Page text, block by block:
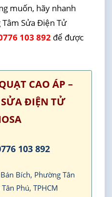
muốn, hãy nhanh
Sửa Điện Tử
103 892để được
CAO ÁP –
ĐIỆN TỬ
103 892
Bích, Phường Tân
Phú, TPHCM